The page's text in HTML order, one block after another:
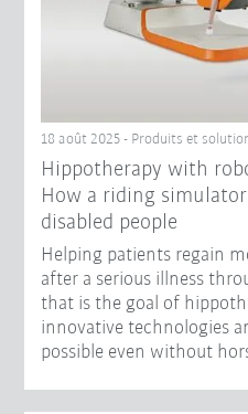
18 août 2025 - Produits et
Hippotherapy with
How a riding
disabled people
Helping patients regain
after a serious illness
that is the goal of
innovative technologies
possible even without